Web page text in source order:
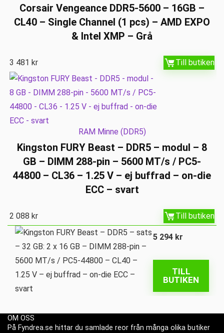
Corsair Vengeance DDR5-5600 – 16GB –
CL40 – Single Channel (1 pcs) – AMD EXPO
& Intel XMP – Grå
3 481kr Till butiken
RAM Minne (DDR5)
Kingston FURY Beast – DDR5 – modul – 8
GB – DIMM 288-pin – 5600 MT/s / PC5-
44800 – CL36 – 1.25 V – ej buffrad – on-die
ECC – svart
2 088kr Till butiken
5 294 kr
TILL
BUTIKEN
OM OSS
På Fyndrea.se hittar du samlade reor från många olika butiker